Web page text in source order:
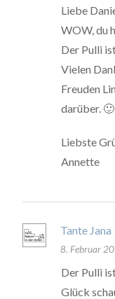
Liebe
WOW, du
Der Pulli
Vielen
Freuden
darüber. 🙂
Liebste
Annette
Tante Jana
8. Februar
Der Pulli
Glück